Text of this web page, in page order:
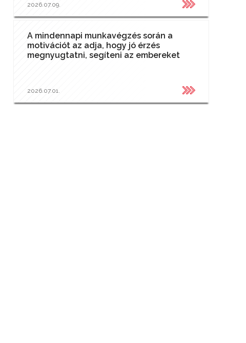
2026.07.09.
A mindennapi munkavégzés során a
motivációt az adja, hogy jó érzés
megnyugtatni, segíteni az embereket
2026.07.01.